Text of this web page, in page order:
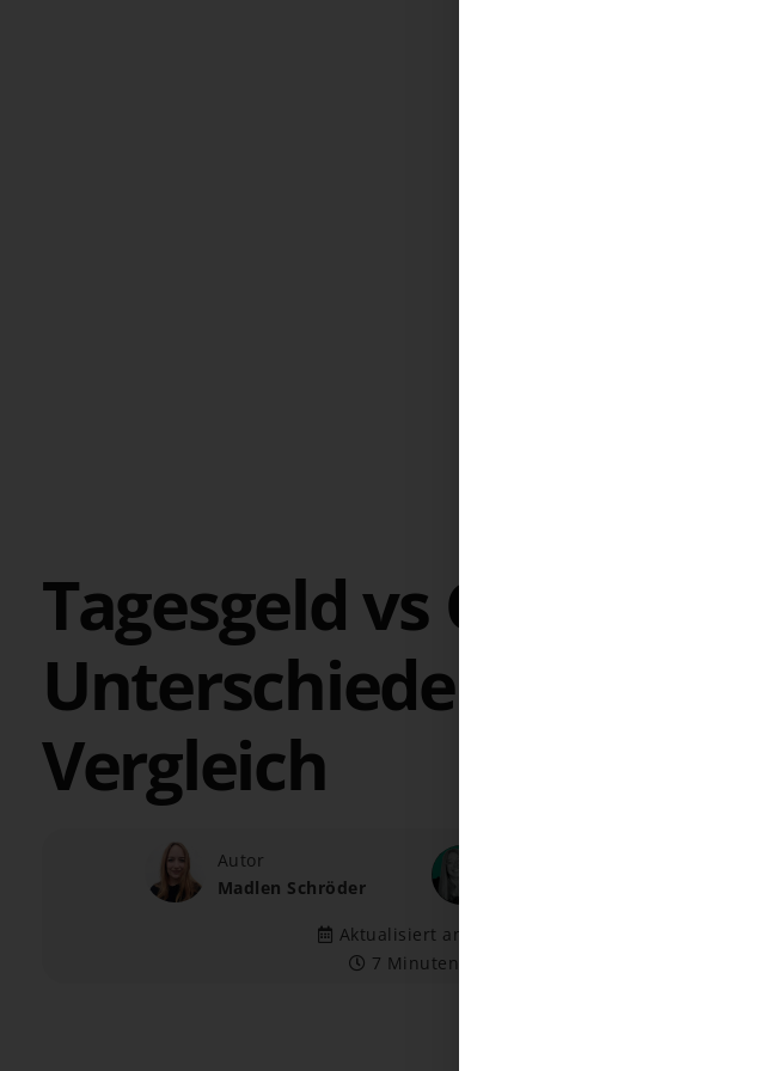
Tagesgeld vs Girokonto:
Unterschiede im
Vergleich
Autor
Madlen Schröder
Aktualisiert am 29.07.2026
7 Minuten Lesezeit